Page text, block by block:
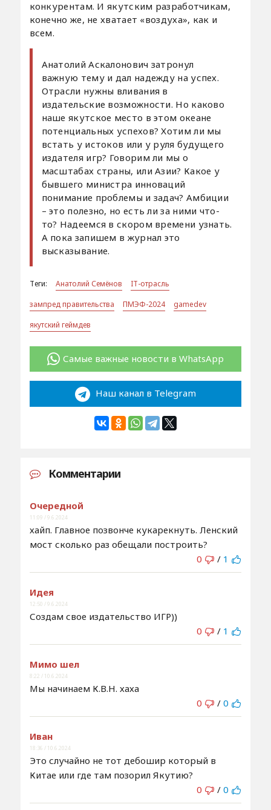
конкурентам. И якутским разработчикам,
конечно же, не хватает «воздуха», как и
всем.
Анатолий Аскалонович затронул
важную тему и дал надежду на успех.
Отрасли нужны вливания в
издательские возможности. Но каково
наше якутское место в этом океане
потенциальных успехов? Хотим ли мы
встать у истоков или у руля будущего
издателя игр? Говорим ли мы о
масштабах страны, или Азии? Какое у
бывшего министра инноваций
понимание проблемы и задач? Амбиции
– это полезно, но есть ли за ними что-
то? Надеемся в скором времени узнать.
А пока запишем в журнал это
высказывание.
Теги: Анатолий Семёнов
IT-отрасль
зампред правительства
ПМЭФ-2024
gamedev
якутский геймдев
Самые важные новости в WhatsApp
Наш канал в Telegram
Комментарии
Очередной
11:09 / 9.6.2024
хайп. Главное позвонче кукарекнуть. Ленский
мост сколько раз обещали построить?
0
/ 1
Идея
12:50 / 9.6.2024
Создам свое издательство ИГР))
0
/ 1
Мимо шел
8:22 / 10.6.2024
Мы начинаем К.В.Н. хаха
0
/ 0
Иван
18:36 / 10.6.2024
Это случайно не тот дебошир который в
Китае или где там позорил Якутию?
0
/ 0